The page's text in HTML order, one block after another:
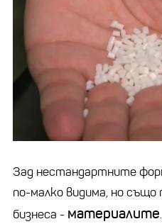
Зад нестандартните
по-малко видима, но
бизнеса - материалите.